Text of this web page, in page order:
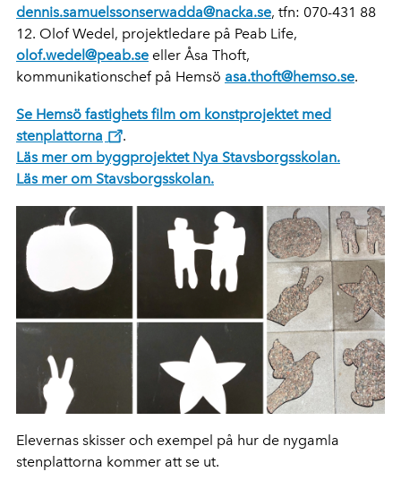
dennis.samuelssonserwadda@nacka.se, tfn: 070-431 88
12. Olof Wedel, projektledare på Peab Life,
olof.wedel@peab.se eller Åsa Thoft,
kommunikationschef på Hemsö asa.thoft@hemso.se.
Se Hemsö fastighets film om konstprojektet med
stenplattorna
.
Läs mer om byggprojektet Nya Stavsborgsskolan.
Läs mer om Stavsborgsskolan.
Elevernas skisser och exempel på hur de nygamla
stenplattorna kommer att se ut.